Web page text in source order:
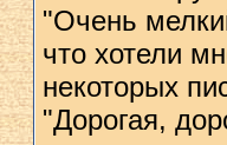
"Очень
что хотели
некоторых
"Дорогая,